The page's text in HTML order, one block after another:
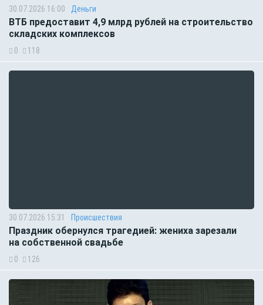
30.07.2026 16:00 Деньги
ВТБ предоставит 4,9 млрд рублей на строительство
складских комплексов
0 118
30.07.2026 15:31 Происшествия
Праздник обернулся трагедией: жениха зарезали
на собственной свадьбе
0 126